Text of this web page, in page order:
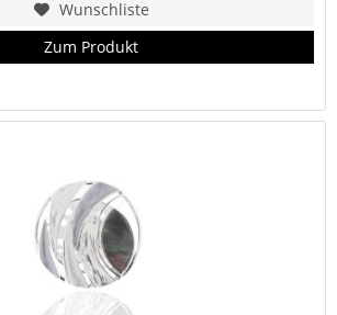
Wunschliste
Zum Produkt